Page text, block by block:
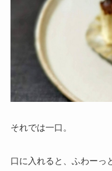
それでは一口。
口に入れると、ふわーっ